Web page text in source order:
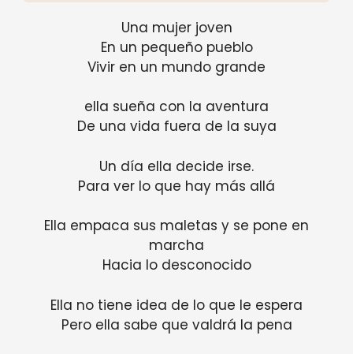
Una mujer joven
En un pequeño pueblo
Vivir en un mundo grande
ella sueña con la aventura
De una vida fuera de la suya
Un día ella decide irse.
Para ver lo que hay más allá
Ella empaca sus maletas y se pone en
marcha
Hacia lo desconocido
Ella no tiene idea de lo que le espera
Pero ella sabe que valdrá la pena